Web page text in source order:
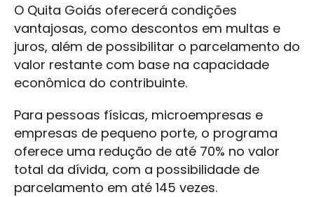
O Quita Goiás oferecerá condições
vantajosas, como descontos em multas e
juros, além de possibilitar o parcelamento do
valor restante com base na capacidade
econômica do contribuinte.
Para pessoas físicas, microempresas e
empresas de pequeno porte, o programa
oferece uma redução de até 70% no valor
total da dívida, com a possibilidade de
parcelamento em até 145 vezes.